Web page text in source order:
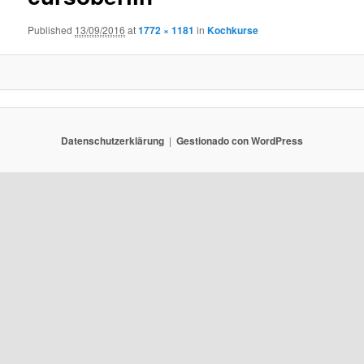
Published 13/09/2016 at1772 × 1181 inKochkurse
Datenschutzerklärung Gestionado con WordPress